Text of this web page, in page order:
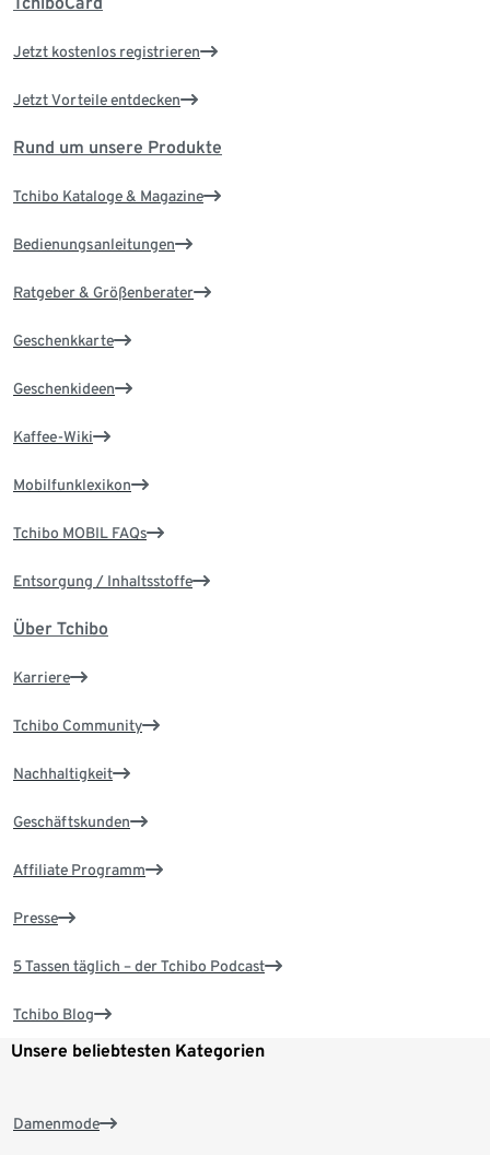
Jetzt kostenlos registrieren
Jetzt Vorteile entdecken
Rund um unsere Produkte
Tchibo Kataloge & Magazine
Bedienungsanleitungen
Ratgeber & Größenberater
Geschenkkarte
Geschenkideen
Kaffee-Wiki
Mobilfunklexikon
Tchibo MOBIL FAQs
Entsorgung / Inhaltsstoffe
Über Tchibo
Karriere
Tchibo Community
Nachhaltigkeit
Geschäftskunden
Affiliate Programm
Presse
5 Tassen täglich – der Tchibo Podcast
Tchibo Blog
Unsere beliebtesten Kategorien
Damenmode